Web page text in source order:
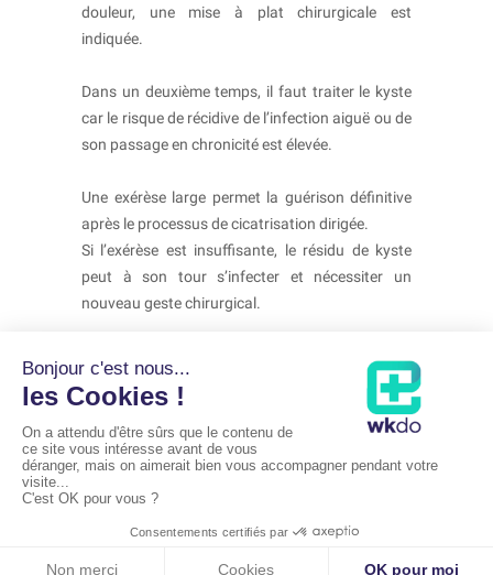
douleur, une mise à plat chirurgicale est
indiquée.
Dans un deuxième temps, il faut traiter le kyste
car le risque de récidive de l’infection aiguë ou de
son passage en chronicité est élevée.
Une exérèse large permet la guérison définitive
après le processus de cicatrisation dirigée.
Si l’exérèse est insuffisante, le résidu de kyste
peut à son tour s’infecter et nécessiter un
nouveau geste chirurgical.
PRENDRE RDV
Mentions légales
Annuaire du CNOM